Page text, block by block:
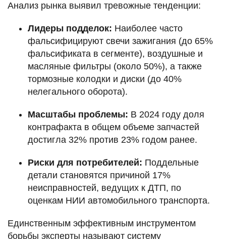
Анализ рынка выявил тревожные тенденции:
Лидеры подделок: Наиболее часто
фальсифицируют свечи зажигания (до 65%
фальсификата в сегменте), воздушные и
масляные фильтры (около 50%), а также
тормозные колодки и диски (до 40%
нелегального оборота).
Масштабы проблемы: В 2024 году доля
контрафакта в общем объеме запчастей
достигла 32% против 23% годом ранее.
Риски для потребителей: Поддельные
детали становятся причиной 17%
неисправностей, ведущих к ДТП, по
оценкам НИИ автомобильного транспорта.
Единственным эффективным инструментом
борьбы эксперты называют систему